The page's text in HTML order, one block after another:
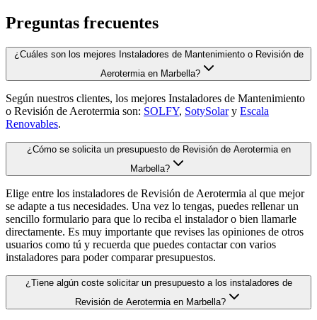
Preguntas frecuentes
¿Cuáles son los mejores Instaladores de Mantenimiento o Revisión de
Aerotermia en Marbella?
Según nuestros clientes, los mejores Instaladores de Mantenimiento
o Revisión de Aerotermia son: SOLFY, SotySolary Escala
Renovables.
¿Cómo se solicita un presupuesto de Revisión de Aerotermia en
Marbella?
Elige entre los instaladores de Revisión de Aerotermia al que mejor
se adapte a tus necesidades. Una vez lo tengas, puedes rellenar un
sencillo formulario para que lo reciba el instalador o bien llamarle
directamente. Es muy importante que revises las opiniones de otros
usuarios como tú y recuerda que puedes contactar con varios
instaladores para poder comparar presupuestos.
¿Tiene algún coste solicitar un presupuesto a los instaladores de
Revisión de Aerotermia en Marbella?